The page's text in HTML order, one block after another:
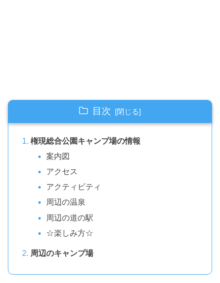
目次
権現総合公園キャンプ場の情報
案内図
アクセス
アクティビティ
周辺の温泉
周辺の道の駅
☆楽しみ方☆
周辺のキャンプ場